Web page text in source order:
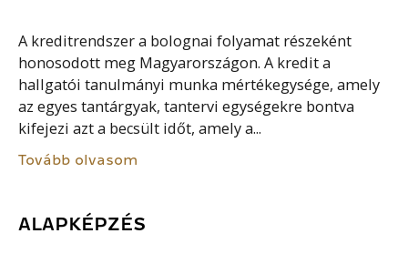
A kreditrendszer a bolognai folyamat részeként
honosodott meg Magyarországon. A kredit a
hallgatói tanulmányi munka mértékegysége, amely
az egyes tantárgyak, tantervi egységekre bontva
kifejezi azt a becsült időt, amely a...
Tovább olvasom
ALAPKÉPZÉS